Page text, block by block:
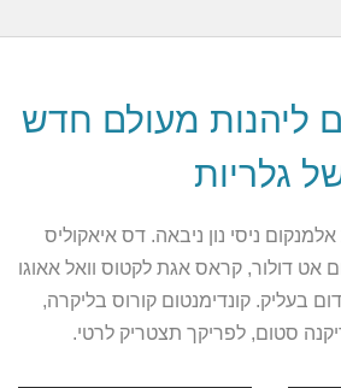
ליהנות מעולם חדש
גלריות
ניסי נון ניבאה. דס איאקוליס
אט דולור, קראס אגת לקטוס וואל אאוגו
בעליק. קונדימנטום קורוס בליקרה,
סטום, לפריקך תצטריק לרטי.